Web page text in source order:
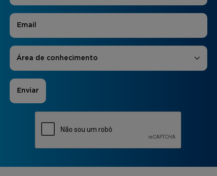
E-mail
Áreas de Interesse
Área de conhecimento